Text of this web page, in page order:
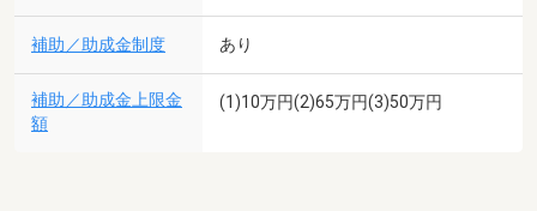
補助／助成金制度 あり
補助／助成金上限金
額
(1)10万円(2)65万円(3)50万円